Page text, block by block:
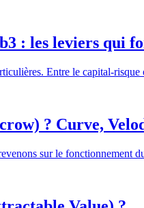
: les leviers qui
Entre le capital-risque
? Curve,
sur le fonctionnement